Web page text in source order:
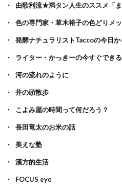
由歌利流★満タン人生のススメ「ま
色の専門家・草木裕子の色どりメ
発酵ナチュラリストTaccoの今日
ライター・かっきーの今すぐでき
河の流れのように
井の頭散歩
こよみ屋の時間って何だろう？
長田竜太のお米の話
美えな塾
漢方的生活
FOCUS eye